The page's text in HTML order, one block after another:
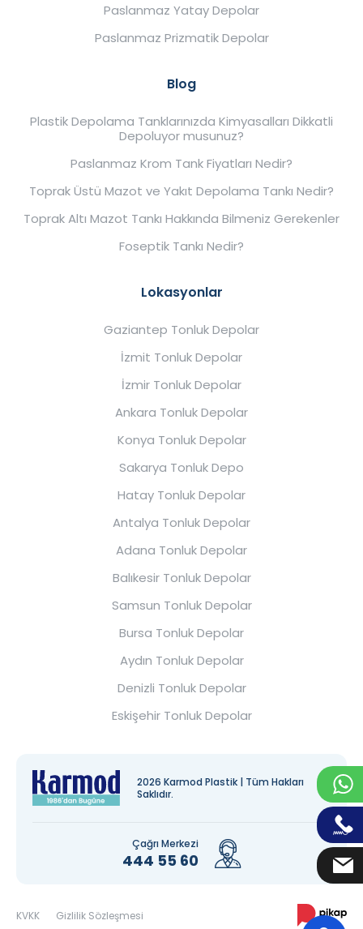
Paslanmaz Yatay Depolar
Paslanmaz Prizmatik Depolar
Blog
Plastik Depolama Tanklarınızda Kimyasalları Dikkatli
Depoluyor musunuz?
Paslanmaz Krom Tank Fiyatları Nedir?
Toprak Üstü Mazot ve Yakıt Depolama Tankı Nedir?
Toprak Altı Mazot Tankı Hakkında Bilmeniz Gerekenler
Foseptik Tankı Nedir?
Lokasyonlar
Gaziantep Tonluk Depolar
İzmit Tonluk Depolar
İzmir Tonluk Depolar
Ankara Tonluk Depolar
Konya Tonluk Depolar
Sakarya Tonluk Depo
Hatay Tonluk Depolar
Antalya Tonluk Depolar
Adana Tonluk Depolar
Balıkesir Tonluk Depolar
Samsun Tonluk Depolar
Bursa Tonluk Depolar
Aydın Tonluk Depolar
Denizli Tonluk Depolar
Eskişehir Tonluk Depolar
2026 Karmod Plastik | Tüm Hakları
Saklıdır.
Çağrı Merkezi
444 55 60
KVKK Gizlilik Sözleşmesi